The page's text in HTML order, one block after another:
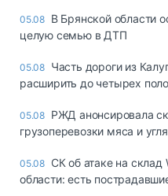
05.08 В Брянской области
целую семью в ДТП
05.08 Часть дороги из
расширить до четырех
05.08 РЖД анонсировала
грузоперевозки мяса и
05.08 СК об атаке на склад
области: есть